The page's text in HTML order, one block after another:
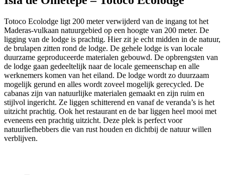
Totoco Ecolodge ligt 200 meter verwijderd van de ingang tot het
Maderas-vulkaan natuurgebied op een hoogte van 200 meter. De
ligging van de lodge is prachtig. Hier zit je echt midden in de natuur,
de brulapen zitten rond de lodge. De gehele lodge is van locale
duurzame geproduceerde materialen gebouwd. De opbrengsten van
de lodge gaan gedeeltelijk naar de locale gemeenschap en alle
werknemers komen van het eiland. De lodge wordt zo duurzaam
mogelijk gerund en alles wordt zoveel mogelijk gerecycled. De
cabanas zijn van natuurlijke materialen gemaakt en zijn ruim en
stijlvol ingericht. Ze liggen schitterend en vanaf de veranda’s is het
uitzicht prachtig. Ook het restaurant en de bar liggen heel mooi met
eveneens een prachtig uitzicht. Deze plek is perfect voor
natuurliefhebbers die van rust houden en dichtbij de natuur willen
verblijven.